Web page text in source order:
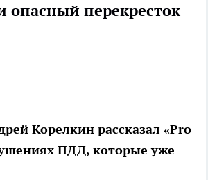
опасный перекресток
Корелкин рассказал «Pro
ПДД, которые уже